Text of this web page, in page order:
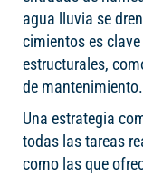
agua lluvia se
cimientos es
estructurales,
de mantenimiento.
Una estrategia
todas las tareas
como las que